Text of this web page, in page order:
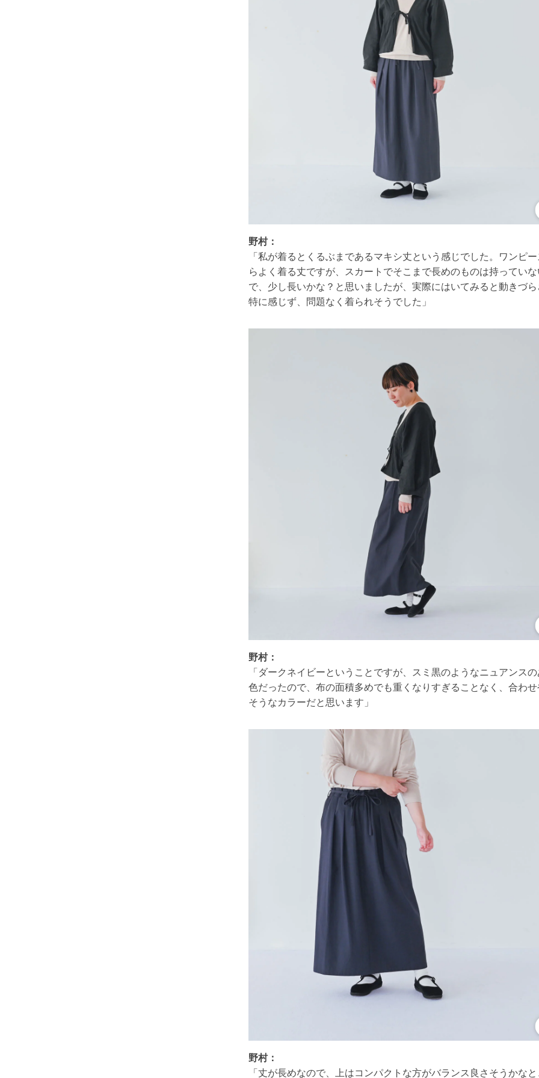
野村：
「私が着るとくるぶまであるマキシ丈という感じでした。ワンピ
らよく着る丈ですが、スカートでそこまで長めのものは持ってい
で、少し長いかな？と思いましたが、実際にはいてみると動きづ
特に感じず、問題なく着られそうでした」
野村：
「ダークネイビーということですが、スミ黒のようなニュアンス
色だったので、布の面積多めでも重くなりすぎることなく、合わ
そうなカラーだと思います」
野村：
「丈が長めなので、上はコンパクトな方がバランス良さそうかな